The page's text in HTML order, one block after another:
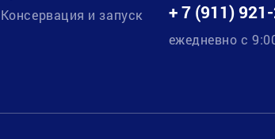
Консервация и запуск
+ 7 (911)
ежедневно с